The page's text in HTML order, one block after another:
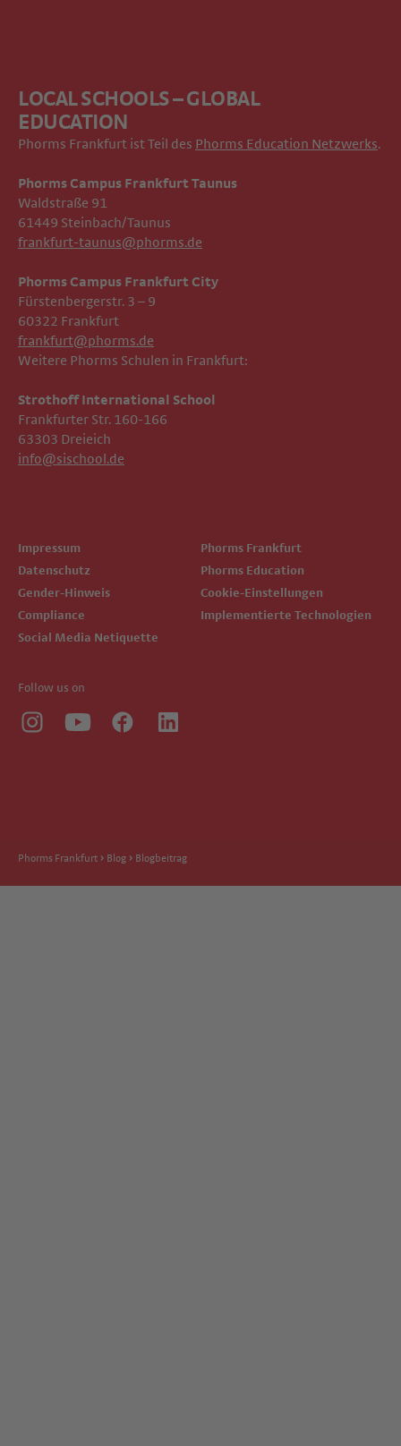
LOCAL SCHOOLS – GLOBAL
EDUCATION
Phorms Frankfurt ist Teil des Phorms Education Netzwerks.
Phorms Campus Frankfurt Taunus
Waldstraße 91
61449 Steinbach/Taunus
frankfurt-taunus@phorms.de
Phorms Campus Frankfurt City
Fürstenbergerstr. 3 – 9
60322 Frankfurt
frankfurt@phorms.de
Impressum
Datenschutz
Gender-Hinweis
Compliance
Social Media Netiquette
Phorms Frankfurt
Phorms Education
Cookie-Einstellungen
Implementierte Technologien
Weitere Phorms Schulen in Frankfurt:
Strothoff International School ​​​​​​
Frankfurter Str. 160-166
63303 Dreieich
info@sischool.de
Follow us on
Phorms Frankfurt Blog Blogbeitrag